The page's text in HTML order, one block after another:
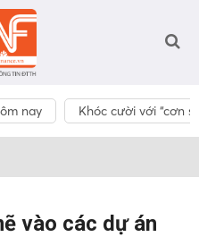
nay Khóc cười với “cơn
vào các dự án